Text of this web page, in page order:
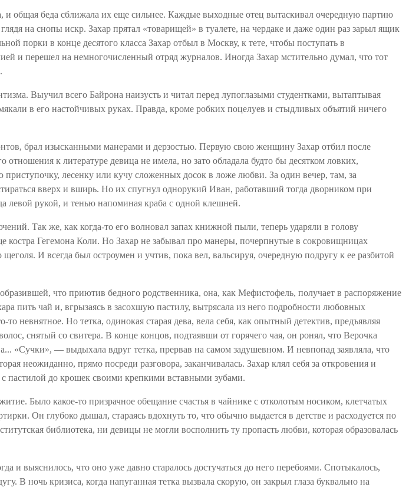
и общая беда сближала их еще сильнее. Каждые выходные отец вытаскивал очередную партию
глядя на снопы искр. Захар прятал «товарищей» в туалете, на чердаке и даже один раз зарыл ящик
порки в конце десятого класса Захар отбыл в Москву, к тете, чтобы поступать в
и перешел на немногочисленный отряд журналов. Иногда Захар мстительно думал, что тот
Выучил всего Байрона наизусть и читал передлупоглазыми студентками, вытаптывая
в его настойчивых руках. Правда, кроме робких поцелуев и стыдливых объятий ничего
брал изысканными манерами и дерзостью. Первую свою женщину Захар отбил после
к литературе девица не имела, но зато обладала будто бы десятком ловких,
лесенку или кучу сложенных досок в ложе любви. За один вечер, там, за
вверх и вширь. Но их спугнул однорукий Иван, работавший тогда дворником при
левой рукой, и тенью напоминая краба с одной клешней.
Так же, как когда-то его волновал запах книжной пыли, теперь ударяли в голову
костра Гегемона Коли. Но Захар не забывал про манеры, почерпнутые в сокровищницах
И всегда был остроумен и учтив, пока вел, вальсируя, очередную подругу к ее разбитой
что приютив бедного родственника, она, как Мефистофель, получает в распоряжение
пить чай и, вгрызаясь в засохшую пастилу, вытрясала из него подробности любовных
невнятное. Но тетка, одинокая старая дева, вела себя, как опытный детектив, предъявляя
снятый со свитера. В конце концов, подтаявши от горячего чая, он ронял, что Верочка
«Сучки», — выдыхала вдруг тетка, прервав на самом задушевном. И невпопад заявляла, что
неожиданно, прямо посреди разговора, заканчивалась. Захар клял себя за откровения и
с пастилой до крошек своими крепкими вставными зубами.
Было какое-то призрачное обещание счастья в чайнике с отколотым носиком, клетчатых
Он глубоко дышал, стараясь вдохнуть то, что обычно выдается в детстве и расходуется по
библиотека, ни девицы не могли восполнить ту пропасть любви, которая образовалась
и выяснилось, что оно уже давно старалось достучаться до него перебоями. Спотыкалось,
В ночь кризиса, когда напуганная тетка вызвала скорую, он закрыл глаза буквально на